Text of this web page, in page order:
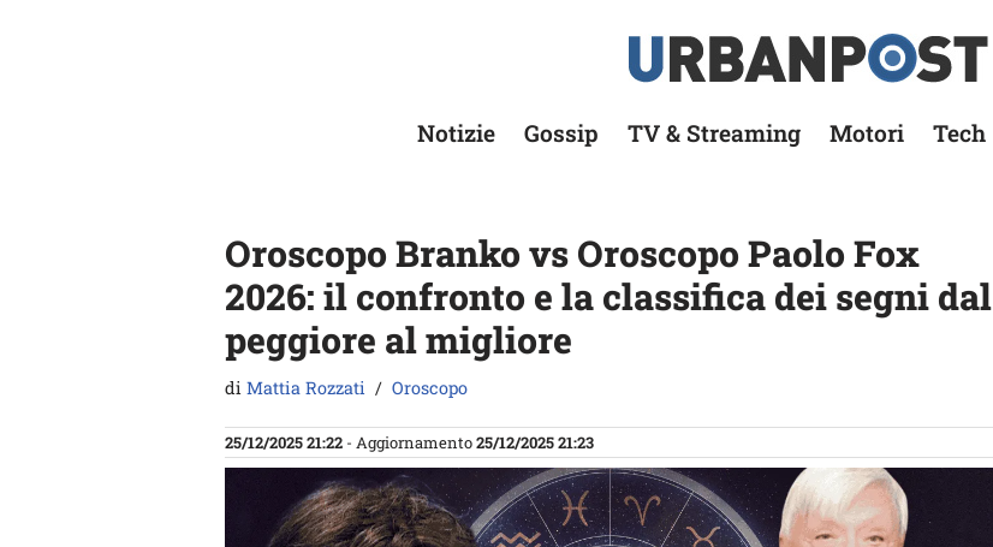
Notizie Gossip TV & Streaming Motori Tech
Oroscopo Branko vs Oroscopo Paolo Fox
2026: il confronto e la classifica dei segni dal
peggiore al migliore
di Mattia Rozzati Oroscopo
25/12/2025 21:22 - Aggiornamento25/12/2025 21:23